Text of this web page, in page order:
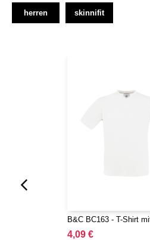
herren skinnifit
B&C BC163 - T-Shirt
4,09 €